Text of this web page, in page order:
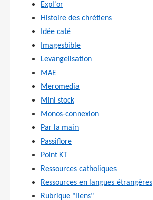
Expl'or
Histoire des chrétiens
Idée caté
Imagesbible
Levangelisation
MAE
Meromedia
Mini stock
Monos-connexion
Par la main
Passiflore
Point KT
Ressources catholiques
Ressources en langues étrangères
Rubrique "liens"